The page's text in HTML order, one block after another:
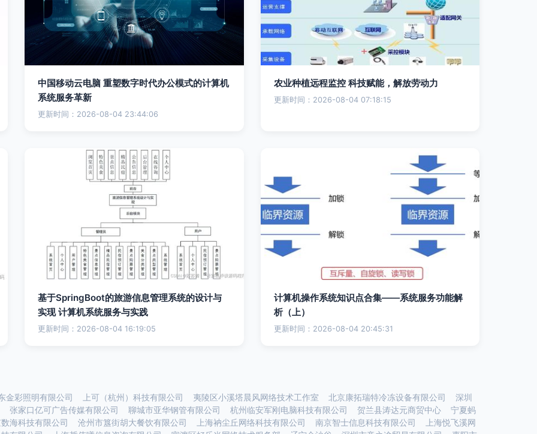
中国移动云电脑 重塑数字时代办公模式的计算机
系统服务革新
更新时间：2026-08-04 23:44:06
农业种植远程监控 科技赋能，解放劳动力
更新时间：2026-08-04 07:18:15
基于SpringBoot的旅游信息管理系统的设计与
实现 计算机系统服务与实践
更新时间：2026-08-04 16:19:05
计算机操作系统知识点合集——系统服务功能解
析（上）
更新时间：2026-08-04 20:45:31
金彩照明有限公司 上可（杭州）科技有限公司 夷陵区小溪塔晨风网络技术工作室 北京康拓瑞特冷冻设备有限公司
深圳
张家口亿可广告传媒有限公司
聊城市亚华钢管有限公司 杭州临安军刚电脑科技有限公司 贺兰县涛达元商贸中心
宁夏蚂
海科技有限公司
沧州市簋街胡大餐饮有限公司 上海衲尘丘网络科技有限公司 南京智士信息科技有限公司
上海悦飞溪网